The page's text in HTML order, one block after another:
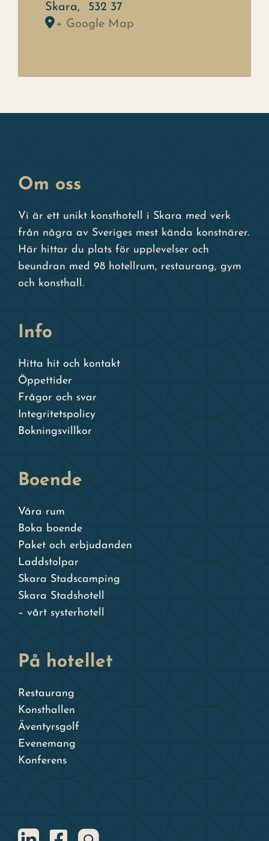
Skara,
532 37
+ Google Map
Om oss
Vi är ett unikt konsthotell i Skara med verk
från några av Sveriges mest kända konstnärer.
Här hittar du plats för upplevelser och
beundran med 98 hotellrum, restaurang, gym
och konsthall.
Info
Hitta hit och kontakt
Öppettider
Frågor och svar
Integritetspolicy
Bokningsvillkor
Boende
Våra rum
Boka boende
Paket och erbjudanden
Laddstolpar
Skara Stadscamping
Skara Stadshotell
– vårt systerhotell
På hotellet
Restaurang
Konsthallen
Äventyrsgolf
Evenemang
Konferens